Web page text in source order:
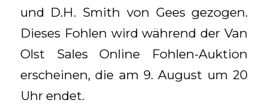
und D.H. Smith von Gees gezogen.
Dieses Fohlen wird während der Van
Olst Sales Online Fohlen-Auktion
erscheinen, die am 9. August um 20
Uhr endet.